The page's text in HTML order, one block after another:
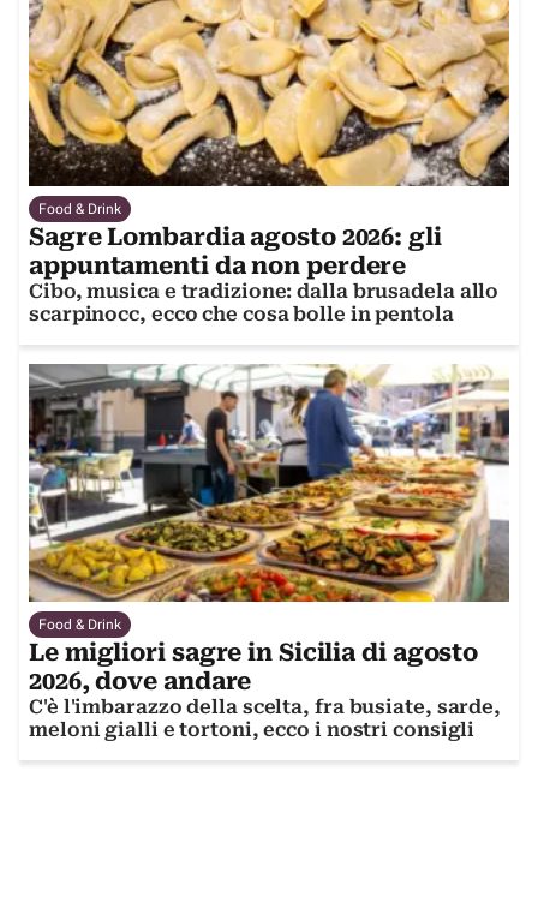
Food & Drink
Sagre Lombardia agosto 2026: gli
appuntamenti da non perdere
Cibo, musica e tradizione: dalla brusadela allo
scarpinocc, ecco che cosa bolle in pentola
Food & Drink
Le migliori sagre in Sicilia di agosto
2026, dove andare
C'è l'imbarazzo della scelta, fra busiate, sarde,
meloni gialli e tortoni, ecco i nostri consigli